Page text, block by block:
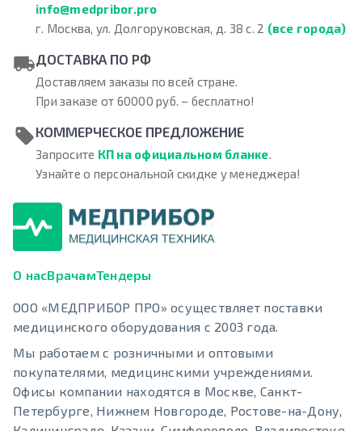
info@medpribor.pro
г. Москва, ул. Долгоруковская, д. 38 с. 2 (все города)
ДОСТАВКА ПО РФ
Доставляем заказы по всей стране.
При заказе от 60000 руб. – бесплатно!
КОММЕРЧЕСКОЕ ПРЕДЛОЖЕНИЕ
Запросите КП на официальном бланке
Узнайте о персональной скидке у менеджера!
О насВрачамТендеры
ООО «МЕДПРИБОР ПРО» осуществляет поставки
медицинского оборудования с 2003 года.
Мы работаем с розничными и оптовыми
покупателями, медицинскими учреждениями.
Офисы компании находятся в Москве, Санкт-
Петербурге, Нижнем Новгороде, Ростове-на-Дону,